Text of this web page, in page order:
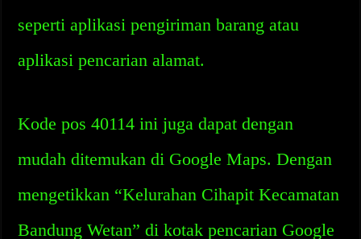
seperti aplikasi pengiriman barang atau
aplikasi pencarian alamat.
Kode pos 40114 ini juga dapat dengan
mudah ditemukan di Google Maps. Dengan
mengetikkan “Kelurahan Cihapit Kecamatan
Bandung Wetan” di kotak pencarian Google